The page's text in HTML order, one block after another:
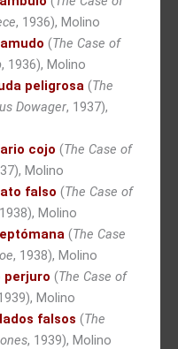
, 1936), Molino
(The Case of
, 1936), Molino
peligrosa (The
Dowager, 1937),
cojo (The Case of
Molino
falso (The Case of
Molino
(The Case
, 1938), Molino
perjuro (The Case of
Molino
falsos (The
, 1939), Molino